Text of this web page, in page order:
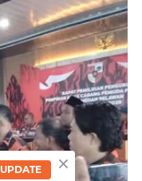
×
UPDATE